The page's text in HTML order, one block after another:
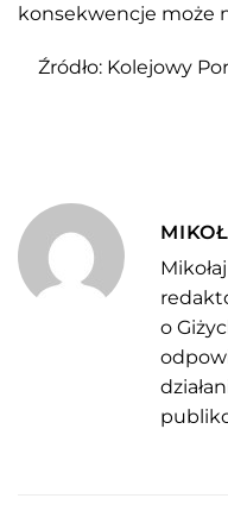
konsekwencje może
Źródło: Kolejowy
o